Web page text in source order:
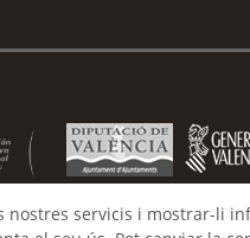
servicis i mostrar-li